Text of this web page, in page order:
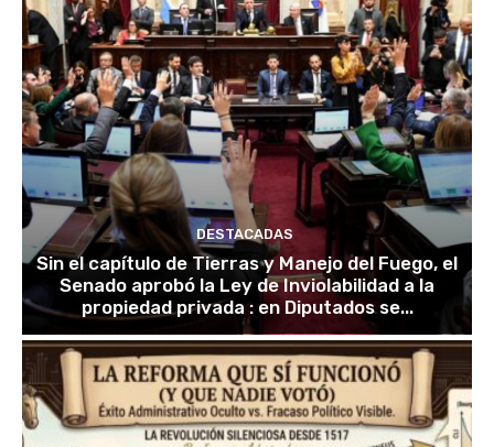
DESTACADAS
Sin el capítulo de Tierras y Manejo del Fuego, el
Senado aprobó la Ley de Inviolabilidad a la
propiedad privada : en Diputados se...